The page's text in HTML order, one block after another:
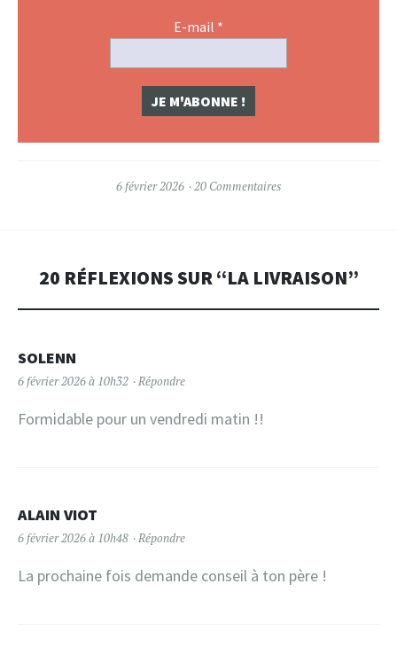
E-mail *
6 février 2026 20 Commentaires
20 RÉFLEXIONS SUR “LA LIVRAISON”
SOLENN
6 février 2026 à 10h32 Répondre
Formidable pour un vendredi matin !!
ALAIN VIOT
6 février 2026 à 10h48 Répondre
La prochaine fois demande conseil à ton père !